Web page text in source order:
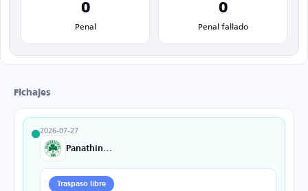
0
Penal
0
Penal fallado
Fichajes
2026-07-27
Traspaso libre